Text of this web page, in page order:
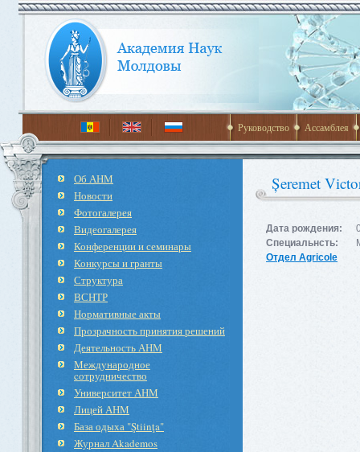
Руководство Ассамблея
Об АНМ
Новости
Фотогалерея
Видеогалерея
Конференции и семинары
Конкурсы и гранты
Структура
ВСНТР
Нормативные акты
Прозрачность принятия решений
Деятельность АНМ
Международное
cотрудничество
Университет АНМ
Лицей АНМ
База одыха "Ştiinţa"
Журнал Akademos
Șeremet
Дата рождения:
Специальнсть:
Отдел Agricole